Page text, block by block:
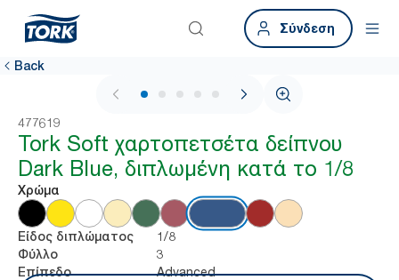
Σύνδεση
Back
1 / 6
477619
Tork Soft χαρτοπετσέτα δείπνου
Dark Blue, διπλωμένη κατά το 1/8
Χρώμα
Είδος διπλώματος 1/8
Φύλλο 3
Επίπεδο
Advanced